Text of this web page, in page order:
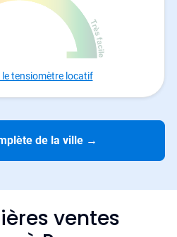
tensiomètre locatif
de la ville →
ventes